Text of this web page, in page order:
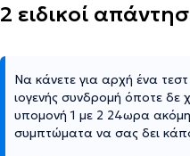
2 ειδικοί
Να κάνετε για αρχή ένα τεστ
ιογενής συνδρομή όποτε δε
υπομονή 1 με 2 24ωρα
συμπτώματα να σας δει